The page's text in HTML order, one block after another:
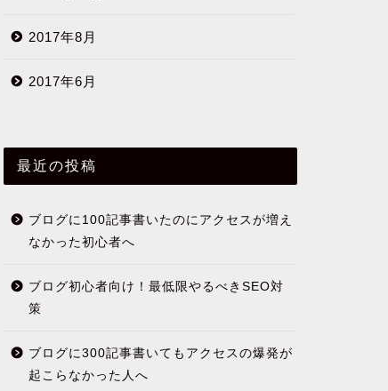
2017年8月
2017年6月
最近の投稿
ブログに100記事書いたのにアクセスが増え
なかった初心者へ
ブログ初心者向け！最低限やるべきSEO対
策
ブログに300記事書いてもアクセスの爆発が
起こらなかった人へ